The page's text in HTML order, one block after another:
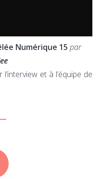
Numérique 15 par
et à l’équipe de